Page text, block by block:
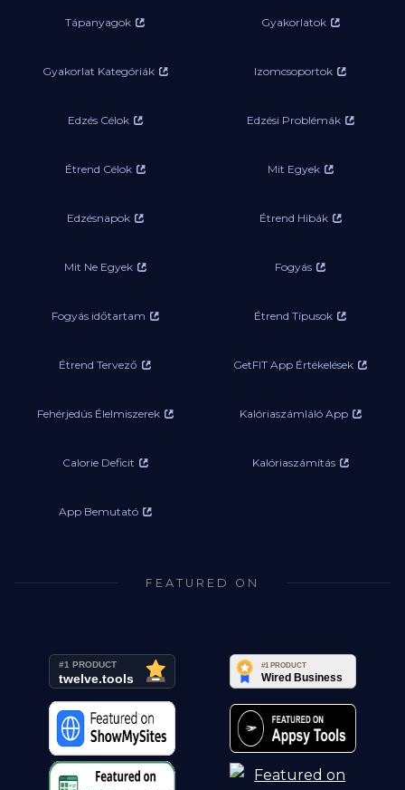
Tápanyagok Gyakorlatok
Gyakorlat Kategóriák Izomcsoportok
Edzés Célok Edzési Problémák
Étrend Célok Mit Egyek
Edzésnapok Étrend Hibák
Mit Ne Egyek Fogyás
Fogyás időtartam Étrend Típusok
Étrend Tervező GetFIT App Értékelések
Fehérjedús Élelmiszerek Kalóriaszámláló App
Calorie Deficit Kalóriaszámítás
App Bemutató
FEATURED ON